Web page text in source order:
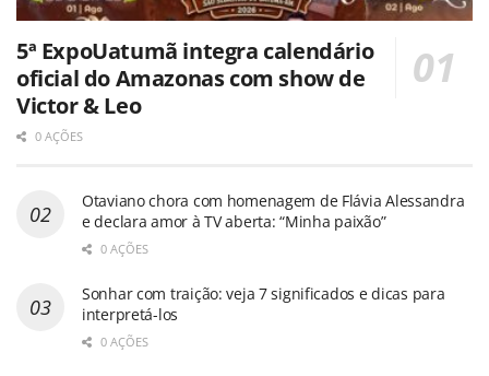
5ª ExpoUatumã integra calendário
oficial do Amazonas com show de
Victor & Leo
0 AÇÕES
Otaviano chora com homenagem de Flávia Alessandra
e declara amor à TV aberta: “Minha paixão”
0 AÇÕES
Sonhar com traição: veja 7 significados e dicas para
interpretá-los
0 AÇÕES